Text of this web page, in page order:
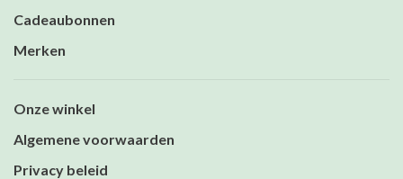
Cadeaubonnen
Merken
Onze winkel
Algemene voorwaarden
Privacy beleid